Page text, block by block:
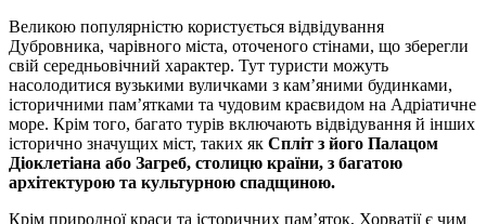
Великою популярністю користується відвідування
Дубровника, чарівного міста, оточеного стінами, що зберегли
свій середньовічний характер. Тут туристи можуть
насолодитися вузькими вуличками з кам’яними будинками,
історичними пам’ятками та чудовим краєвидом на Адріатичне
море. Крім того, багато турів включають відвідування й інших
історично значущих міст, таких як Спліт з його Палацом
Діоклетіана або Загреб, столицю країни, з багатою
архітектурою та культурною спадщиною.
Крім природної краси та історичних пам’яток, Хорватії є чим